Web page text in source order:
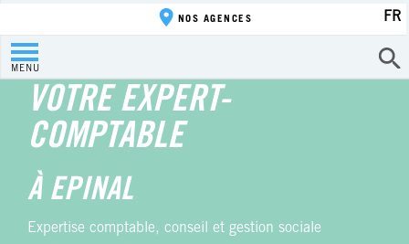
MENU
NOS AGENCES FR
VOTRE EXPERT-
COMPTABLE
À EPINAL
Expertise comptable, conseil et gestion sociale